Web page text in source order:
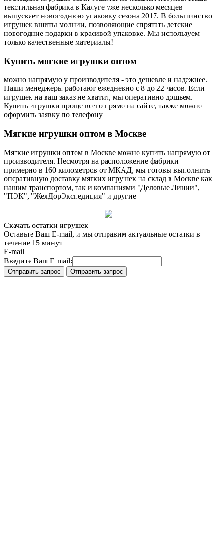
текстильная фабрика в Калуге уже несколько месяцев
выпускает новогоднюю упаковку сезона 2017. В большинство
игрушек вшиты молнии, позволяющие спрятать детские
новогодние подарки в красивой упаковке. Мы используем
только качественные материалы!
Купить мягкие игрушки оптом
можно напрямую у производителя - это дешевле и надежнее.
Наши менеджеры работают ежедневно с 8 до 22 часов. Если
игрушек на ваш заказ не хватит, мы оперативно дошьем.
Купить игрушки проще всего прямо на сайте, также можно
оформить заявку по телефону
Мягкие игрушки оптом в Москве
Мягкие игрушки оптом в Москве можно купить напрямую от
производителя. Несмотря на расположение фабрики
примерно в 160 километров от МКАД, мы готовы выполнить
оперативную доставку мягких игрушек на склад в Москве как
нашим транспортом, так и компаниями "Деловые Линии",
"ПЭК", "ЖелДорЭкспедиция" и другие
Скачать остатки игрушек
Оставьте Ваш E-mail, и мы отправим актуальные остатки в
течение 15 минут
E-mail
Введите Ваш E-mail: